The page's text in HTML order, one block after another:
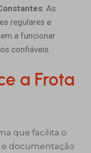
: As
regulares e
a funcionar
confiáveis.
a Frota
que facilita o
documentação